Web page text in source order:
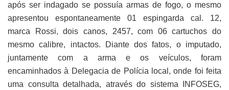
após ser indagado se possuía armas de fogo, o mesmo
apresentou espontaneamente 01 espingarda cal. 12,
marca Rossi, dois canos, 2457, com 06 cartuchos do
mesmo calibre, intactos. Diante dos fatos, o imputado,
juntamente com a arma e os veículos, foram
encaminhados à Delegacia de Polícia local, onde foi feita
uma consulta detalhada, através do sistema INFOSEG,